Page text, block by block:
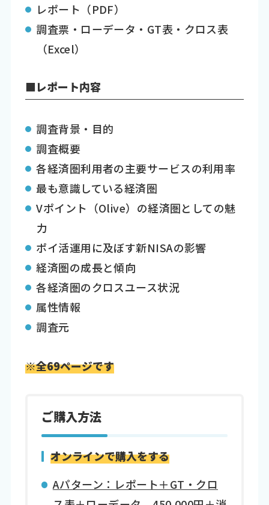
レポート（PDF）
調査票・ローデータ・GT表・クロス表
（Excel）
■レポート内容
調査背景・目的
調査概要
各経済圏利用者の主要サービスの利用率
最も意識している経済圏
Vポイント（Olive）の経済圏としての魅
力
ポイ活運用に及ぼす新NISAの影響
経済圏の成長と傾向
各経済圏のクロスユース状況
属性情報
調査元
※全69ページです
ご購入方法
オンラインで購入をする
Aパターン：レポート＋GT・クロ